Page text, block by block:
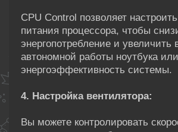
CPU Control позволяет
питания процессора, чтобы
энергопотребление и увеличить
автономной работы ноутбука
энергоэффективность системы.
4. Настройка вентилятора:
Вы можете контролировать